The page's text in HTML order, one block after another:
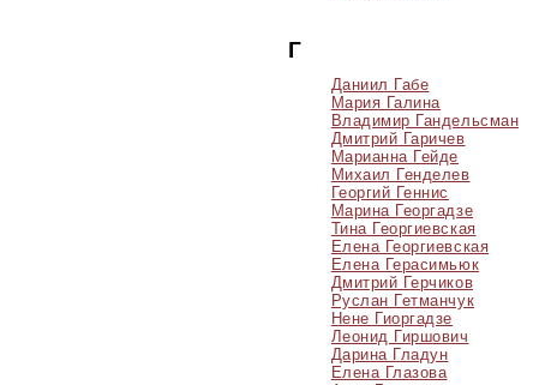
Г
Даниил Габе
Мария Галина
Владимир Гандельсман
Дмитрий Гаричев
Марианна Гейде
Михаил Генделев
Георгий Геннис
Марина Георгадзе
Тина Георгиевская
Елена Георгиевская
Елена Герасимьюк
Дмитрий Герчиков
Руслан Гетманчук
Нене Гиоргадзе
Леонид Гиршович
Дарина Гладун
Елена Глазова